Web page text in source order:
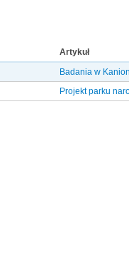
Artykuł
Badania w
Projekt parku